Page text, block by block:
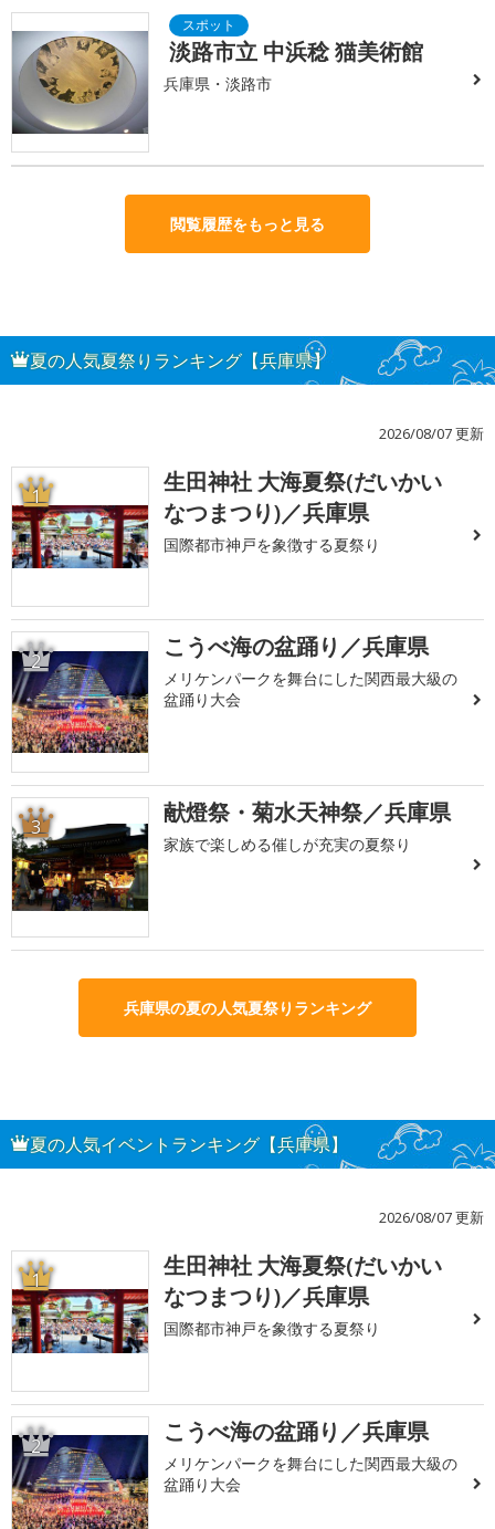
淡路市立 中浜稔 猫美術館
兵庫県・淡路市
閲覧履歴をもっと見る
夏の人気夏祭りランキング【兵庫県】
2026/08/07 更新
1
生田神社 大海夏祭(だいかい
なつまつり)／兵庫県
国際都市神戸を象徴する夏祭り
2 こうべ海の盆踊り／兵庫県
メリケンパークを舞台にした関西最大級の
盆踊り大会
3 献燈祭・菊水天神祭／兵庫県
家族で楽しめる催しが充実の夏祭り
兵庫県の夏の人気夏祭りランキング
夏の人気イベントランキング【兵庫県】
2026/08/07 更新
1
生田神社 大海夏祭(だいかい
なつまつり)／兵庫県
国際都市神戸を象徴する夏祭り
2 こうべ海の盆踊り／兵庫県
メリケンパークを舞台にした関西最大級の
盆踊り大会